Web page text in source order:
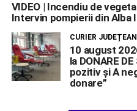
VIDEO | Incendiu de
Intervin pompierii din Alba
CURIER JUDEȚEAN
10 august
la DONARE
pozitiv și A
donare”